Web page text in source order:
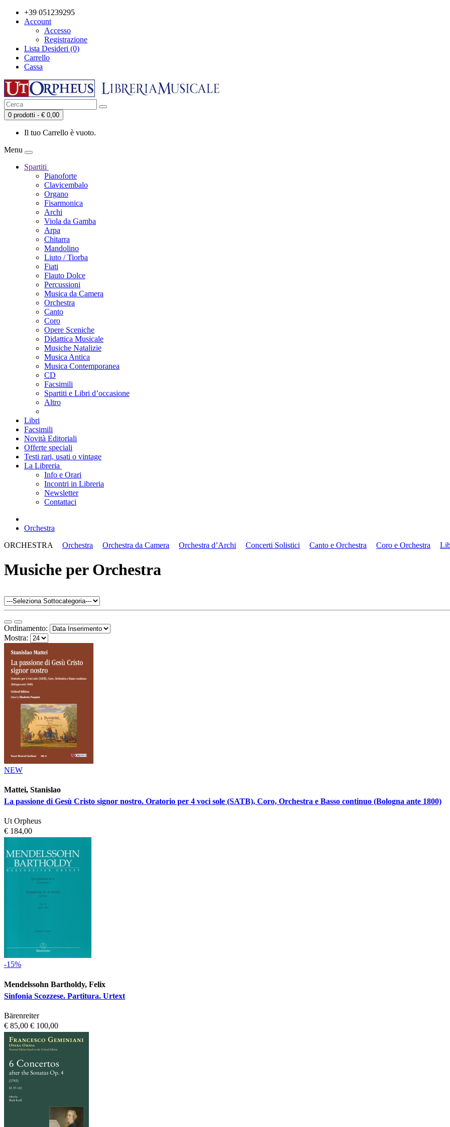
+39 051239295
Account
Accesso
Registrazione
Lista Desideri (0)
Carrello
Cassa
0 prodotti - € 0,00
Il tuo Carrello è vuoto.
Menu
Spartiti
Pianoforte
Clavicembalo
Organo
Fisarmonica
Archi
Viola da Gamba
Arpa
Chitarra
Mandolino
Liuto / Tiorba
Fiati
Flauto Dolce
Percussioni
Musica da Camera
Orchestra
Canto
Coro
Opere Sceniche
Didattica Musicale
Musiche Natalizie
Musica Antica
Musica Contemporanea
CD
Facsimili
Spartiti e Libri d’occasione
Altro
Libri
Facsimili
Novità Editoriali
Offerte speciali
Testi rari, usati o vintage
La Libreria
Info e Orari
Incontri in Libreria
Newsletter
Contattaci
Orchestra
ORCHESTRA
Orchestra Orchestra da Camera Orchestra d’Archi Concerti Solistici Canto e Orchestra Coro e Orchestra
Musiche per Orchestra
Ordinamento:
Mostra:
NEW
Mattei, Stanislao
La passione di Gesù Cristo signor nostro. Oratorio per 4 voci sole (SATB), Coro, Orchestra e Basso continuo (Bologna ante 1800)
Ut Orpheus
€ 184,00
-15%
Mendelssohn Bartholdy, Felix
Sinfonia Scozzese. Partitura. Urtext
Bärenreiter
€ 85,00 € 100,00